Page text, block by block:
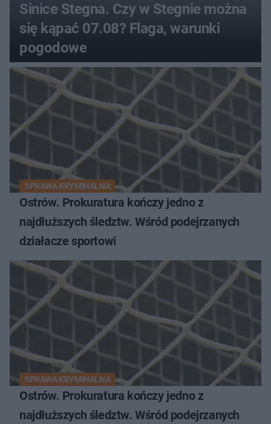
Sinice Stegna. Czy w Stegnie można
się kąpać 07.08? Flaga, warunki
pogodowe
SPRAWA KRYMINALNA
Ostrów. Prokuratura kończy jedno z
najdłuższych śledztw. Wśród podejrzanych
działacze sportowi
SPRAWA KRYMINALNA
Ostrów. Prokuratura kończy jedno z
najdłuższych śledztw. Wśród podejrzanych